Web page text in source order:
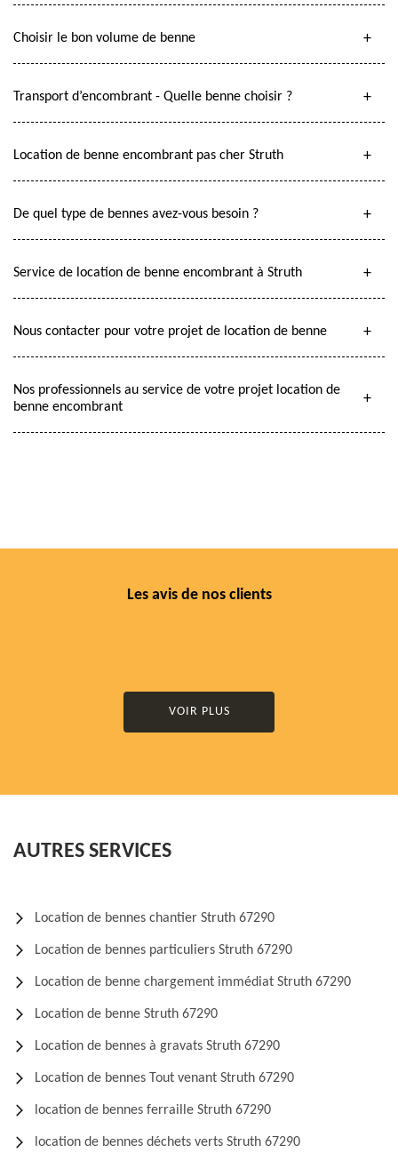
Choisir le bon volume de benne
Transport d’encombrant - Quelle benne choisir ?
Location de benne encombrant pas cher Struth
De quel type de bennes avez-vous besoin ?
Service de location de benne encombrant à Struth
Nous contacter pour votre projet de location de benne
Nos professionnels au service de votre projet location de
benne encombrant
Les avis de nos clients
VOIR PLUS
AUTRES SERVICES
Location de bennes chantier Struth 67290
Location de bennes particuliers Struth 67290
Location de benne chargement immédiat Struth 67290
Location de benne Struth 67290
Location de bennes à gravats Struth 67290
Location de bennes Tout venant Struth 67290
location de bennes ferraille Struth 67290
location de bennes déchets verts Struth 67290